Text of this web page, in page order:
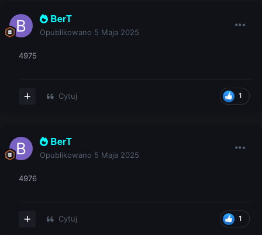
BerT
Opublikowano 5 Maja 2025
4975
1
Cytuj
BerT
Opublikowano 5 Maja 2025
4976
1
Cytuj